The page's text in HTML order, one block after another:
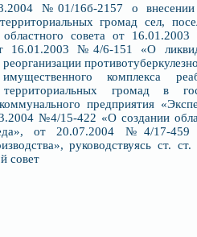
№01/16б-2157 о
громад сел,
областного совета от
16.01.2003 №4/6-151 «О
комплекса
громад в
предприятия
№4/15-422 «О создании
от 20.07.2004 №4/17-
руководствуясь ст.
совет